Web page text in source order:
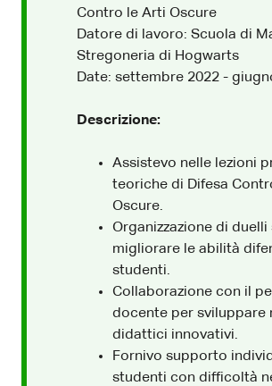
Contro le Arti Oscure
Datore di lavoro: Scuola di
Stregoneria di Hogwarts
Date: settembre 2022 -
Descrizione:
Assistevo nelle lezioni
teoriche di Difesa
Oscure.
Organizzazione di
migliorare le abilità
studenti.
Collaborazione con il
docente per sviluppare
didattici innovativi.
Fornivo supporto
studenti con difficoltà